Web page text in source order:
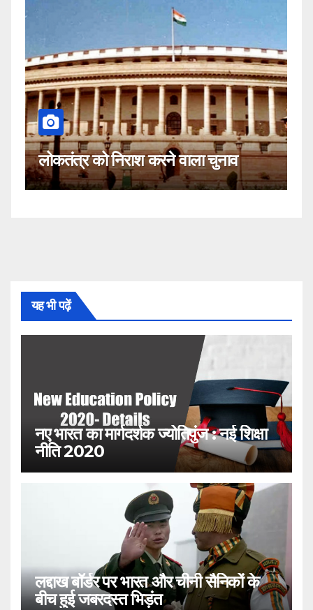
कहीं यह सीजेआई के खिलाफ साजिश तो
नहीं!
यह भी पढ़ें
नए भारत का मार्गदर्शक ज्योतिपुंज : नई शिक्षा
नीति 2020
लद्दाख बॉर्डर पर भारत और चीनी सैनिकों के
बीच हुई जबरदस्त भिड़ंत